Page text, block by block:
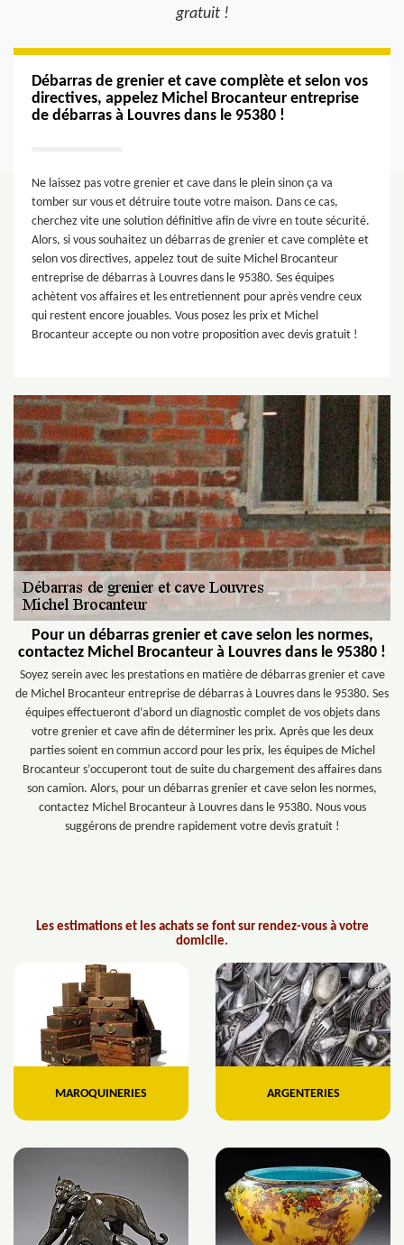
gratuit !
Débarras de grenier et cave complète et selon vos
directives, appelez Michel Brocanteur entreprise
de débarras à Louvres dans le 95380 !
Ne laissez pas votre grenier et cave dans le plein sinon ça va
tomber sur vous et détruire toute votre maison. Dans ce cas,
cherchez vite une solution définitive afin de vivre en toute sécurité.
Alors, si vous souhaitez un débarras de grenier et cave complète et
selon vos directives, appelez tout de suite Michel Brocanteur
entreprise de débarras à Louvres dans le 95380. Ses équipes
achètent vos affaires et les entretiennent pour après vendre ceux
qui restent encore jouables. Vous posez les prix et Michel
Brocanteur accepte ou non votre proposition avec devis gratuit !
Pour un débarras grenier et cave selon les normes,
contactez Michel Brocanteur à Louvres dans le 95380 !
Soyez serein avec les prestations en matière de débarras grenier et cave
de Michel Brocanteur entreprise de débarras à Louvres dans le 95380. Ses
équipes effectueront d’abord un diagnostic complet de vos objets dans
votre grenier et cave afin de déterminer les prix. Après que les deux
parties soient en commun accord pour les prix, les équipes de Michel
Brocanteur s’occuperont tout de suite du chargement des affaires dans
son camion. Alors, pour un débarras grenier et cave selon les normes,
contactez Michel Brocanteur à Louvres dans le 95380. Nous vous
suggérons de prendre rapidement votre devis gratuit !
Les estimations et les achats se font sur rendez-vous à votre
domicile.
MAROQUINERIES ARGENTERIES